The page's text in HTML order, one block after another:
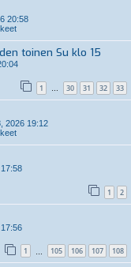
20:58
toinen Su klo 15
1 … 30 31 32 33
2026 19:12
1 2
1 105 106 107 108